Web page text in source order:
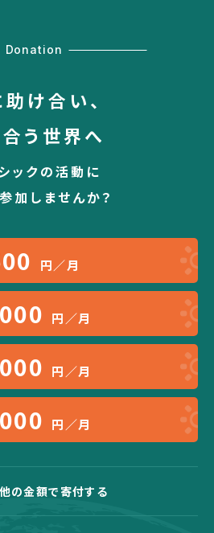
Donation
け合い、
う世界へ
ックの活動に
加しませんか？
円／月
円／月
円／月
円／月
の金額で寄付する